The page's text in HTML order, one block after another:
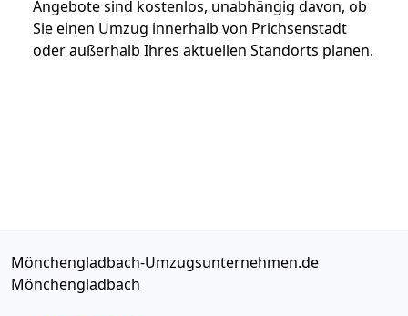
Angebote sind kostenlos, unabhängig davon, ob
Sie einen Umzug innerhalb von Prichsenstadt
oder außerhalb Ihres aktuellen Standorts planen.
Mönchengladbach-Umzugsunternehmen.de
Mönchengladbach